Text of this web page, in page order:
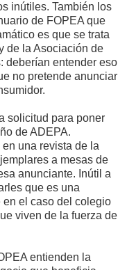
inútiles. También los
de FOPEA que
es que se trata
de la Asociación de
deberían entender eso
no pretende anunciar
solicitud para poner
de ADEPA.
una revista de la
a mesas de
anunciante. Inútil a
que es una
el caso del colegio
viven de la fuerza de
entienden la